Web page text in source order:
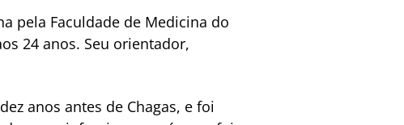
pela Faculdade de Medicina do
24 anos. Seu orientador,
anos antes de Chagas, e foi